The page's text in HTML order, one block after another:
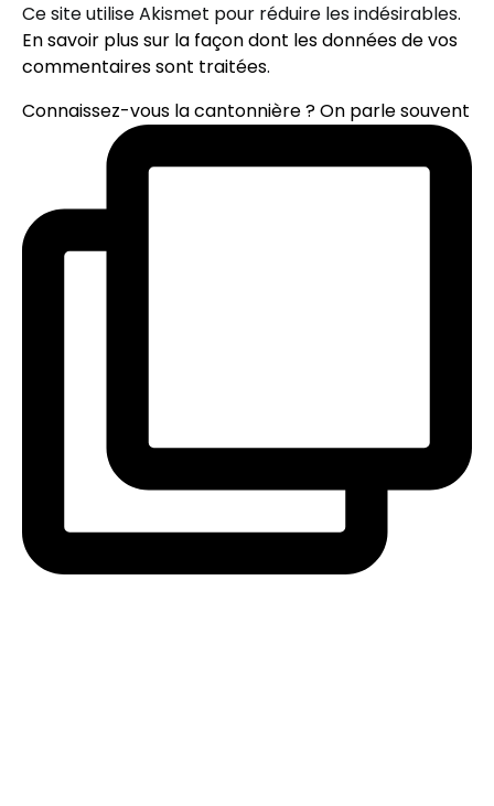
Ce site utilise Akismet pour réduire les indésirables.
En savoir plus sur la façon dont les données de vos
commentaires sont traitées.
Connaissez-vous la cantonnière ? On parle souvent